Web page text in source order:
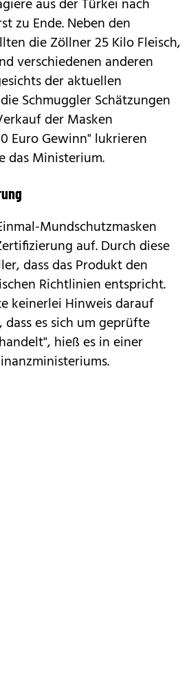
aus der Türkei nach
zu Ende. Neben den
die Zöllner 25 Kilo Fleisch,
verschiedenen anderen
der aktuellen
Schmuggler Schätzungen
der Masken
Euro Gewinn" lukrieren
das Ministerium.
Mundschutzmasken
auf. Durch diese
dass das Produkt den
Richtlinien entspricht.
keinerlei Hinweis darauf
es sich um geprüfte
hieß es in einer